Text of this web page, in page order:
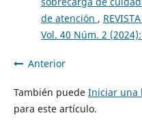
de atención ,
Vol. 40 Núm. 2
Anterior
También puede Iniciar una
para este artículo.